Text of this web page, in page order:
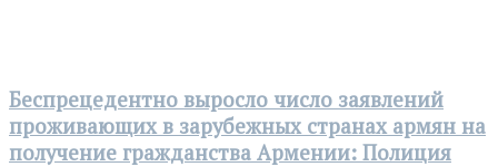
Беспрецедентно выросло число заявлений
проживающих в зарубежных странах армян на
получение гражданства Армении: Полиция